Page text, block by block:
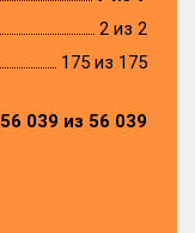
2 из 2
175 из 175
56 039 из 56 039